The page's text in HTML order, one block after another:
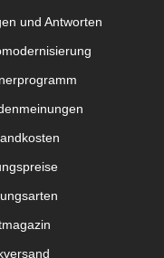
und Antworten